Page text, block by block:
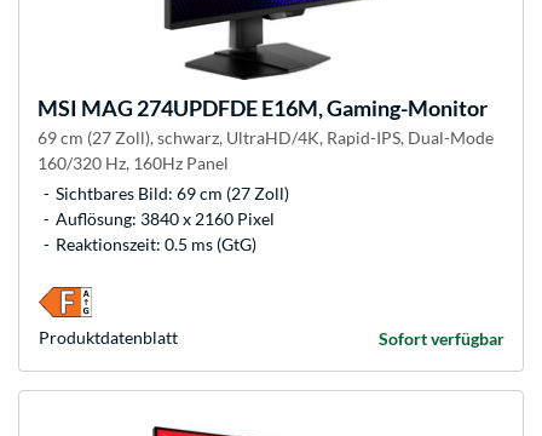
MSI MAG 274UPDFDE E16M, Gaming-Monitor
69 cm (27 Zoll), schwarz, UltraHD/4K, Rapid-IPS, Dual-Mode
160/320 Hz, 160Hz Panel
Sichtbares Bild: 69 cm (27 Zoll)
Auflösung: 3840 x 2160 Pixel
Reaktionszeit: 0.5 ms (GtG)
Sofort verfügbar
Produkt­datenblatt